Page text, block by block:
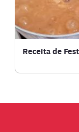
LOW
MASSAS
Receita de